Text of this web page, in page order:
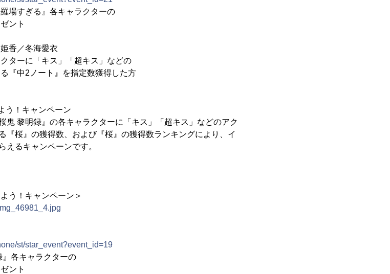
場すぎる』各キャラクターの
ト
／冬海愛衣
ターに「キス」「超キス」などの
ノート』を指定数獲得した方
う！キャンペーン
鬼 黎明録』の各キャラクターに「キス」「超キス」などのアク
『桜』の獲得数、および『桜』の獲得数ランキングにより、イ
えるキャンペーンです。
う！キャンペーン＞
st/star_event?event_id=19
』各キャラクターの
ト